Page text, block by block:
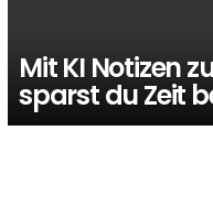
Mit KI Notizen
sparst du Zeit